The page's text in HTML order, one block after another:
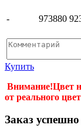
- 973880
Купить
Внимание!Цвет
от реального
Заказ